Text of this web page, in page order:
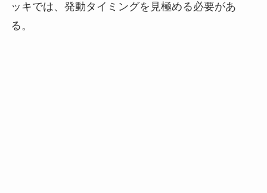
ッキでは、発動タイミングを見極める必要があ
る。